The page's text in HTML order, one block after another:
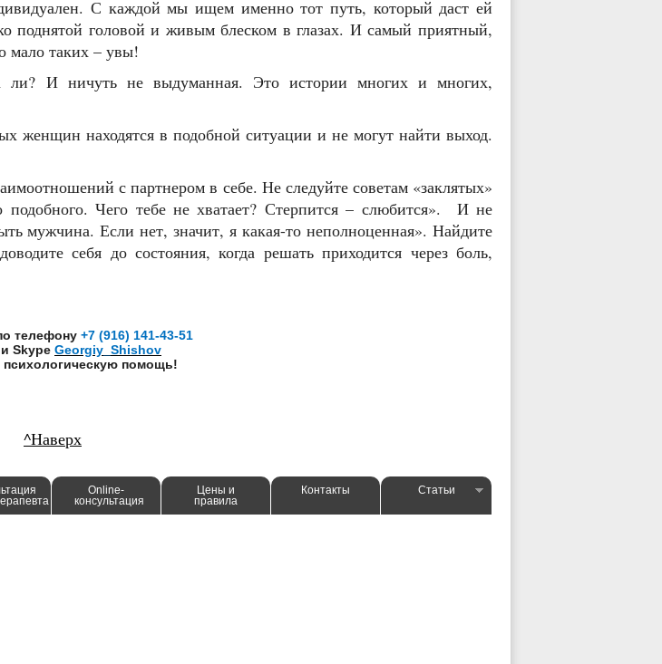
С каждой мы ищем именно тот путь, который даст ей
поднятой головой и живым блеском в глазах. И самый приятный,
мало таких – увы!
ли? И ничуть не выдуманная. Это истории многих и многих,
женщин находятся в подобной ситуации и не могут найти выход.
с партнером в себе. Не следуйте советам «заклятых»
Чего тебе не хватает? Стерпится – слюбится». И не
мужчина. Если нет, значит, я какая-то неполноценная». Найдите
себя до состояния, когда решать приходится через боль,
телефону +7 (916) 141-43-51
Skype Georgiy_Shishov
психологическую помощь!
^Наверх
Online-
консультация
Цены и
правила
Контакты Статьи